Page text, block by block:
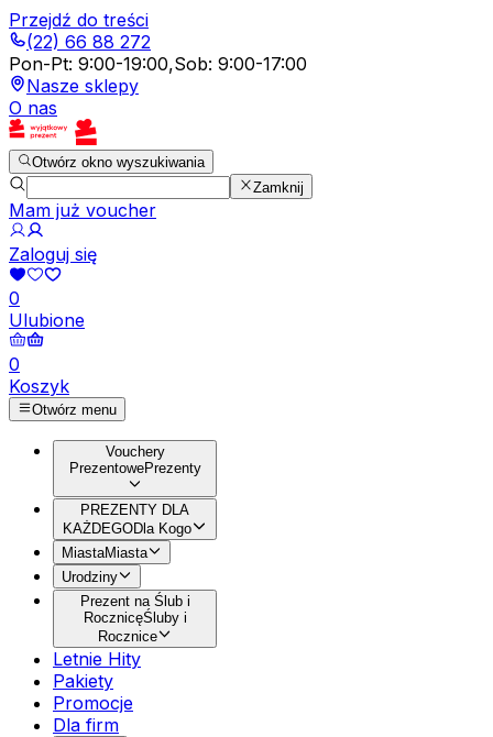
Przejdź do treści
(22) 66 88 272
Pon-Pt: 9:00-19:00,Sob: 9:00-17:00
Nasze sklepy
O nas
Otwórz okno wyszukiwania
Zamknij
Mam już voucher
Zaloguj się
0
Ulubione
0
Koszyk
Otwórz menu
Vouchery
PrezentowePrezenty
PREZENTY DLA
KAŻDEGODla Kogo
MiastaMiasta
Urodziny
Prezent na Ślub i
RocznicęŚluby i
Rocznice
Letnie Hity
Pakiety
Promocje
Dla firm